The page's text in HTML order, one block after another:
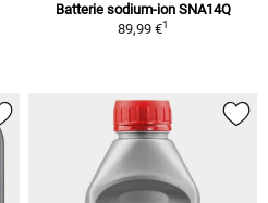
Batterie sodium-ion SNA14Q
89,99 €1